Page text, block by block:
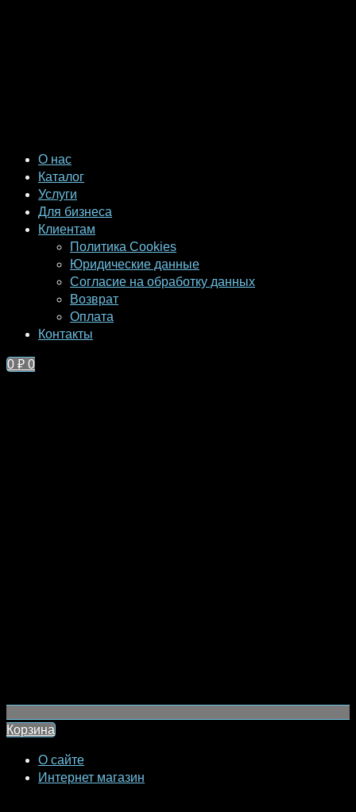
О нас
Каталог
Услуги
Для бизнеса
Клиентам
Политика Cookies
Юридические данные
Согласие на обработку данных
Возврат
Оплата
Контакты
0 ₽ 0
Корзина
О сайте
Интернет магазин